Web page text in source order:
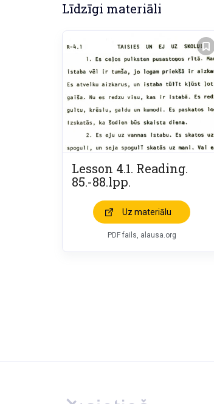
Līdzīgi materiāli
Lesson 4.1. Reading.
85.-88.lpp.
Uz materiālu
PDF fails, alausa.org